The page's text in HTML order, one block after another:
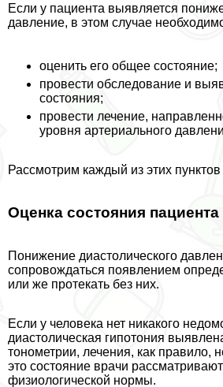
Если у пациента выявляется
давление, в этом случае
оценить его общее состояние;
провести обследование и
состояния;
провести лечение,
уровня артериального
Рассмотрим каждый из этих
Оценка состояния пациента
Понижение диастолического
сопровождаться появлением
или же протекать без них.
Если у человека нет никакого
диастолическая гипотония
тонометрии, лечения, как правило,
это состояние врачи
физиологической нормы.